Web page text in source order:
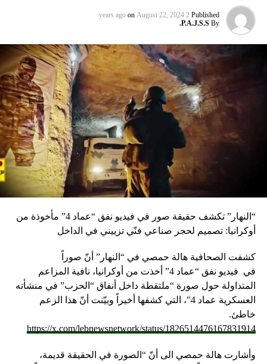
Published
2 years ago
on August 22, 2024
By
P.A.J.S.S.
“النهار” تكشف حقيقة صور في فيديو نفق “عماد 4” مأخوذة من
أوكرانيا: تصميم لحجر صناعي فنّي تزييني في الداخل
كشفت الصحافية هالة حمصي في “النهار” أنّ صوراً
في فيديو
نفق “عماد 4” أخذت من أوكرانيا، نافية المزاعم
المتداولة حول صورة “ملتقطة داخل أنفاق “الحزب” في منشأته
العسكرية عماد 4″، التي كشفها أخيراً وبيّنت أنّ هذا الزعم
خاطئ.
https://x.com/lebnewsnetwork/status/1826514476167831914
وأشارت هالة حمصي الى أنّ “الصورة في الحقيقة قديمة،